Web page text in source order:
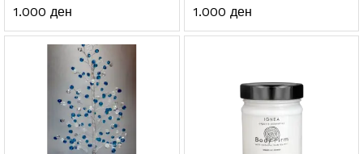
1.000 ден 1.000 ден